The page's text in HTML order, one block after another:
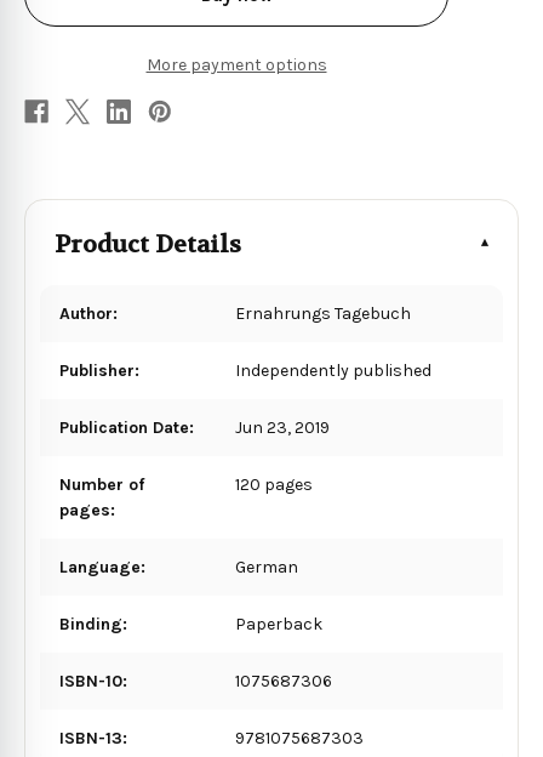
More payment options
Product Details
Author: Ernahrungs Tagebuch
Publisher: Independently published
Publication Date: Jun 23, 2019
Number of
pages:
120 pages
Language: German
Binding: Paperback
ISBN-10: 1075687306
ISBN-13: 9781075687303